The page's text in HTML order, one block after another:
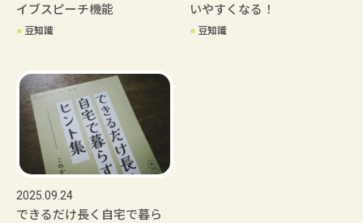
イブスピーチ機能
● 豆知識
いやすくなる！
● 豆知識
2025.09.24
できるだけ長く自宅で暮ら